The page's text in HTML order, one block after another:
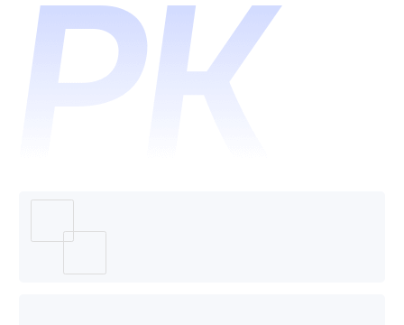
台和云
报餐哪